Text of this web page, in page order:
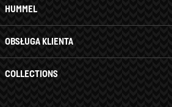
HUMMEL
OBSŁUGA KLIENTA
COLLECTIONS